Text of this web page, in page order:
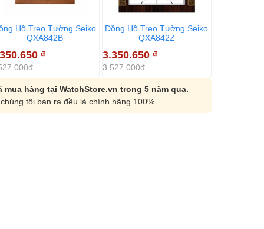
Hồ Treo Tường Seiko
QXA842B
₫
Đồng Hồ Treo Tường Seiko
QXA842Z
3.350.650 ₫
3.527.000đ
mua hàng tại WatchStore.vn trong 5 năm qua.
tôi bán ra đều là chính hãng 100%